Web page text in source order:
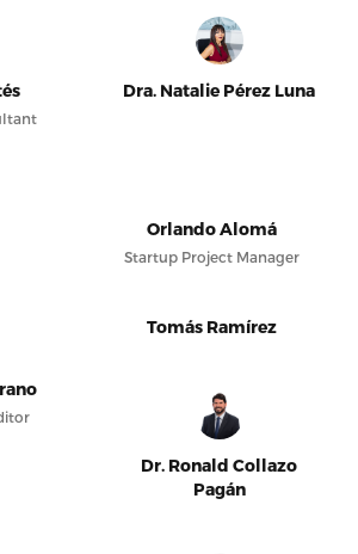
Dra. Natalie Pérez Luna
Orlando Alomá
Startup Project Manager
Tomás Ramírez
Dr. Ronald Collazo
Pagán